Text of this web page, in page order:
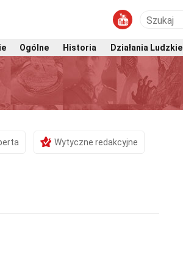
Ogólne Historia Działania Ludzkie
Wytyczne redakcyjne